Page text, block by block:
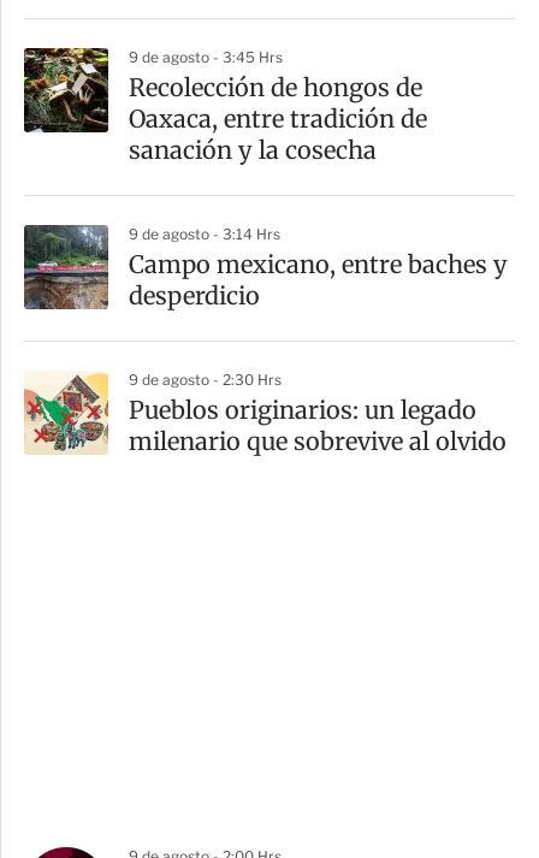
9 de agosto - 3:45 Hrs
Recolección de hongos de
Oaxaca, entre tradición de
sanación y la cosecha
9 de agosto - 3:14 Hrs
Campo mexicano, entre baches y
desperdicio
9 de agosto - 2:30 Hrs
Pueblos originarios: un legado
milenario que sobrevive al olvido